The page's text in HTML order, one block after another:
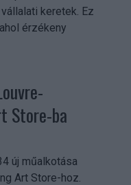
keretek. Ez
érzékeny
Store-ba
új műalkotása
Art Store-hoz.